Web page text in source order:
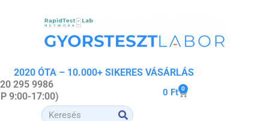
2020 ÓTA – 10.000+ SIKERES VÁSÁRLÁS
295 9986
9:00-17:00)
0 Ft 0